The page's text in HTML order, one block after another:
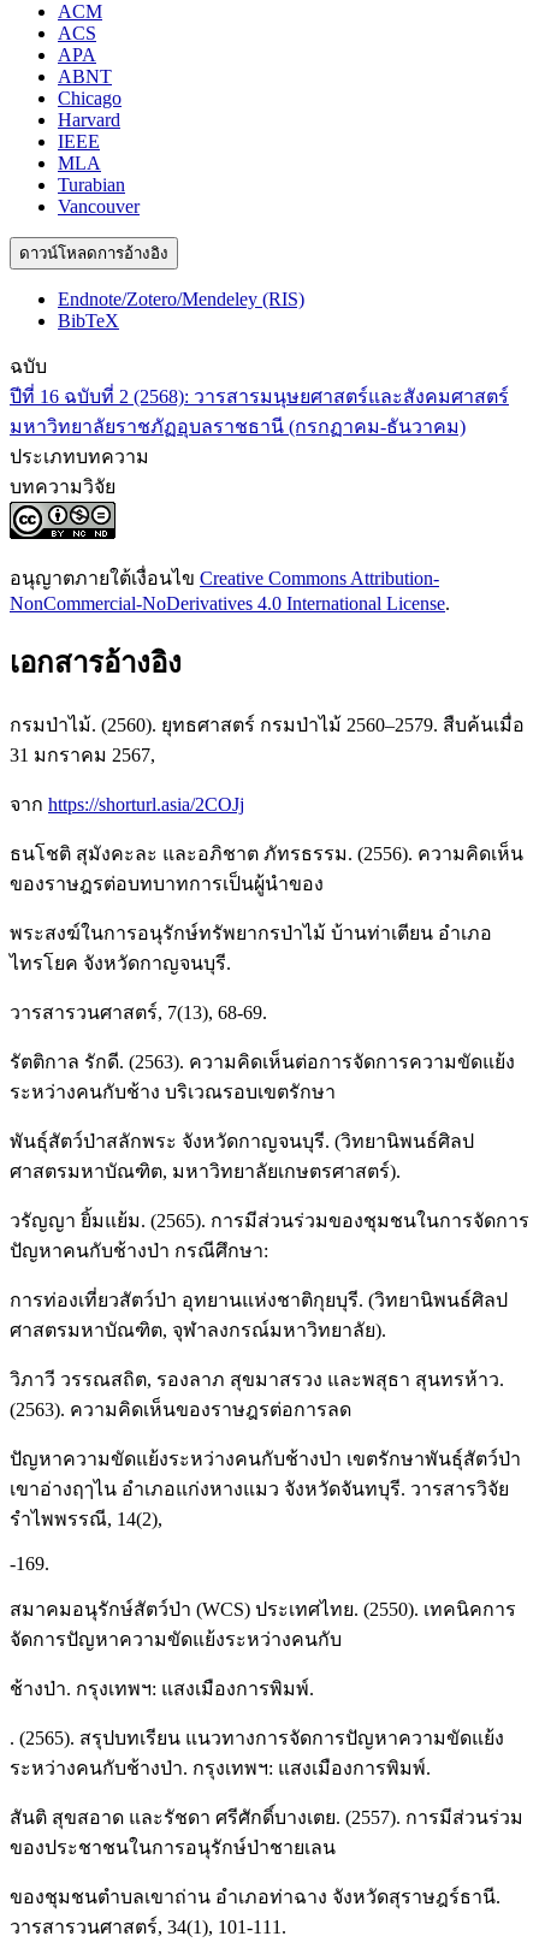
ACM
ACS
APA
ABNT
Chicago
Harvard
IEEE
MLA
Turabian
Vancouver
ดาวน์โหลดการอ้างอิง
Endnote/Zotero/Mendeley (RIS)
BibTeX
ฉบับ
ปีที่ 16 ฉบับที่ 2 (2568): วารสารมนุษยศาสตร์และสังคมศาสตร์
มหาวิทยาลัยราชภัฏอุบลราชธานี (กรกฏาคม-ธันวาคม)
ประเภทบทความ
บทความวิจัย
อนุญาตภายใต้เงื่อนไข Creative Commons Attribution-
NonCommercial-NoDerivatives 4.0 International License.
เอกสารอ้างอิง
กรมป่าไม้. (2560). ยุทธศาสตร์ กรมป่าไม้ 2560–2579. สืบค้นเมื่อ
31 มกราคม 2567,
จาก https://shorturl.asia/2COJj
ธนโชติ สุมังคะละ และอภิชาต ภัทรธรรม. (2556). ความคิดเห็น
ของราษฎรต่อบทบาทการเป็นผู้นำของ
พระสงฆ์ในการอนุรักษ์ทรัพยากรป่าไม้ บ้านท่าเตียน อำเภอ
ไทรโยค จังหวัดกาญจนบุรี.
วารสารวนศาสตร์, 7(13), 68-69.
รัตติกาล รักดี. (2563). ความคิดเห็นต่อการจัดการความขัดแย้ง
ระหว่างคนกับช้าง บริเวณรอบเขตรักษา
พันธุ์สัตว์ป่าสลักพระ จังหวัดกาญจนบุรี. (วิทยานิพนธ์ศิลป
ศาสตรมหาบัณฑิต, มหาวิทยาลัยเกษตรศาสตร์).
วรัญญา ยิ้มแย้ม. (2565). การมีส่วนร่วมของชุมชนในการจัดการ
ปัญหาคนกับช้างป่า กรณีศึกษา:
การท่องเที่ยวสัตว์ป่า อุทยานแห่งชาติกุยบุรี. (วิทยานิพนธ์ศิลป
ศาสตรมหาบัณฑิต, จุฬาลงกรณ์มหาวิทยาลัย).
วิภาวี วรรณสถิต, รองลาภ สุขมาสรวง และพสุธา สุนทรห้าว.
(2563). ความคิดเห็นของราษฎรต่อการลด
ปัญหาความขัดแย้งระหว่างคนกับช้างป่า เขตรักษาพันธุ์สัตว์ป่า
เขาอ่างฤๅไน อำเภอแก่งหางแมว จังหวัดจันทบุรี. วารสารวิจัย
รำไพพรรณี, 14(2),
-169.
สมาคมอนุรักษ์สัตว์ป่า (WCS) ประเทศไทย. (2550). เทคนิคการ
จัดการปัญหาความขัดแย้งระหว่างคนกับ
ช้างป่า. กรุงเทพฯ: แสงเมืองการพิมพ์.
. (2565). สรุปบทเรียน แนวทางการจัดการปัญหาความขัดแย้ง
ระหว่างคนกับช้างป่า. กรุงเทพฯ: แสงเมืองการพิมพ์.
สันติ สุขสอาด และรัชดา ศรีศักดิ์บางเตย. (2557). การมีส่วนร่วม
ของประชาชนในการอนุรักษ์ป่าชายเลน
ของชุมชนตำบลเขาถ่าน อำเภอท่าฉาง จังหวัดสุราษฎร์ธานี.
วารสารวนศาสตร์, 34(1), 101-111.